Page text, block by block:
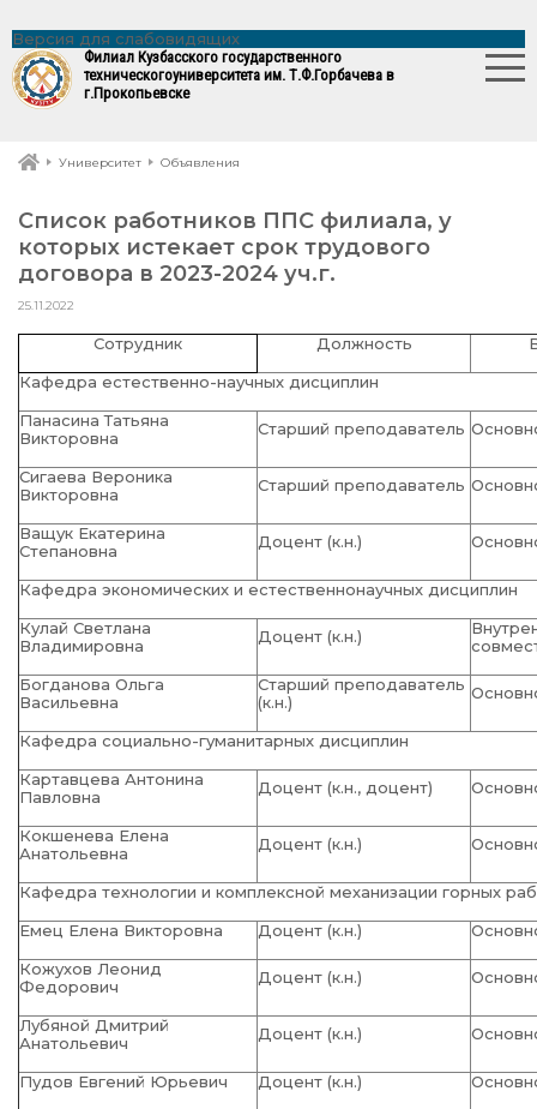
Версия для слабовидящих
Филиал Кузбасского государственного
техническогоуниверситета им. Т.Ф.Горбачева в
г.Прокопьевске
Университет Объявления
Список работников ППС филиала, у
которых истекает срок трудового
договора в 2023-2024 уч.г.
25.11.2022
Сотрудник Должность
Кафедра естественно-научных дисциплин
Панасина Татьяна
Викторовна
Старший преподаватель
Сигаева Вероника
Викторовна
Старший преподаватель
Ващук Екатерина
Степановна
Доцент (к.н.)
Кафедра экономических и естественнонаучных дисциплин
Кулай Светлана
Владимировна
Доцент (к.н.)
Богданова Ольга
Васильевна
Старший преподаватель
(к.н.)
Кафедра социально-гуманитарных дисциплин
Картавцева Антонина
Павловна
Доцент (к.н., доцент)
Кокшенева Елена
Анатольевна
Доцент (к.н.)
Кафедра технологии и комплексной механизации горных
Емец Елена Викторовна
Доцент (к.н.)
Кожухов Леонид
Федорович
Доцент (к.н.)
Лубяной Дмитрий
Анатольевич
Доцент (к.н.)
Пудов Евгений Юрьевич Доцент (к.н.)